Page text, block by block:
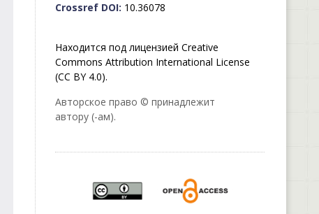
Crossref DOI: 10.36078
Находится под лицензией Creative
Commons Attribution International License
(CC BY 4.0).
Авторское право © принадлежит
автору (-ам).